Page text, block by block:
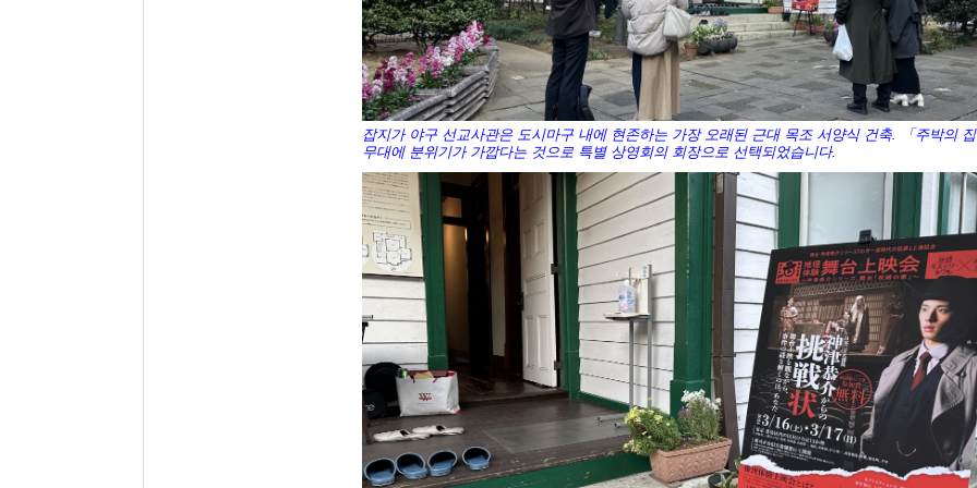
잡지가 야구 선교사관은 도시마구 내에 현존하는 가장 오래된 근대 목조 서양식 건축. 「주박의
무대에 분위기가 가깝다는 것으로 특별 상영회의 회장으로 선택되었습니다.